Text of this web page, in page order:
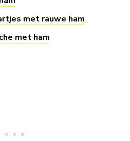
met rauwe ham
met ham